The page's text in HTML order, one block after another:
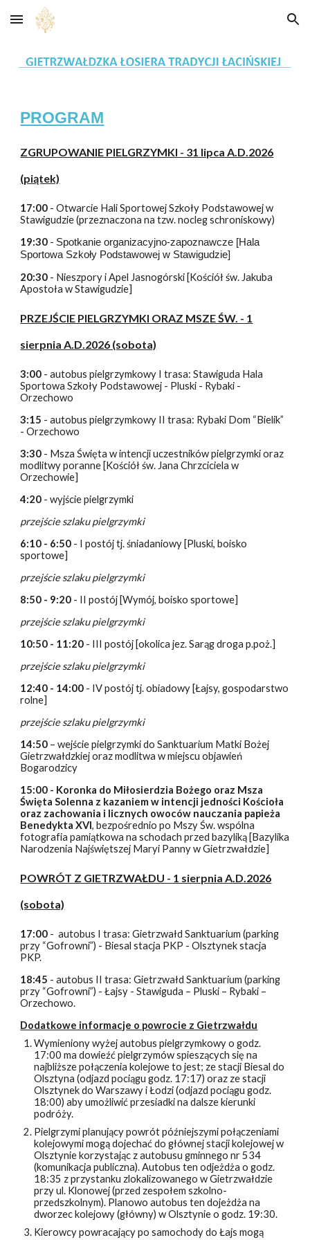
Skip to main content Skip to navigation
PROGRAM
ZGRUPOWANIE PIELGRZYMKI - 31 lipca A.D.2026
(piątek)
17:00 - Otwarcie Hali Sportowej Szkoły Podstawowej w
Stawigudzie(przeznaczona na tzw. nocleg schroniskowy)
19:30 - Spotkanie organizacyjno-zapoznawcze [Hala
Sportowa Szkoły Podstawowej w Stawigudzie]
20:30 - Nieszpory i Apel Jasnogórski [Kościół św. Jakuba
Apostoła w Stawigudzie]
PRZEJŚCIE PIELGRZYMKI ORAZ MSZE ŚW. - 1
sierpnia A.D.2026 (sobota)
3:00 - autobus pielgrzymkowy I trasa: Stawiguda Hala
Sportowa Szkoły Podstawowej - Pluski - Rybaki -
Orzechowo
3:15 - autobus pielgrzymkowy II trasa: Rybaki Dom “Bielik”
- Orzechowo
3:30 - Msza Święta w intencji uczestników pielgrzymki oraz
modlitwy poranne [Kościół św. Jana Chrzciciela w
Orzechowie]
4:20 - wyjście pielgrzymki
przejście szlaku pielgrzymki
6:10 - 6:50 - I postój tj. śniadaniowy [Pluski, boisko
sportowe]
przejście szlaku pielgrzymki
8:50 - 9:20 - II postój [Wymój, boisko sportowe]
przejście szlaku pielgrzymki
10:50 - 11:20 - III postój [okolica jez. Sarąg droga p.poż.]
przejście szlaku pielgrzymki
12:40 - 14:00 - IV postój tj. obiadowy [Łajsy, gospodarstwo
rolne]
przejście szlaku pielgrzymki
14:50 – wejście pielgrzymki do Sanktuarium Matki Bożej
Gietrzwałdzkiej oraz modlitwa w miejscu objawień
Bogarodzicy
15:00 - Koronka do Miłosierdzia Bożego oraz Msza
Święta Solenna z kazaniem w intencji jedności Kościoła
oraz zachowania i licznych owoców nauczania papieża
Benedykta XVI, bezpośrednio po Mszy Św. wspólna
fotografia pamiątkowa na schodach przed bazyliką [Bazylika
Narodzenia Najświętszej Maryi Panny w Gietrzwałdzie]
POWRÓT Z GIETRZWAŁDU - 1 sierpnia A.D.2026
(sobota)
17:00 - autobus I trasa: Gietrzwałd Sanktuarium (parking
przy “Gofrowni”) - Biesal stacja PKP - Olsztynek stacja
PKP.
18:45 - autobus II trasa: Gietrzwałd Sanktuarium (parking
przy “Gofrowni”) - Łajsy - Stawiguda – Pluski – Rybaki –
Orzechowo.
Dodatkowe informacje o powrocie z Gietrzwałdu
Wymieniony wyżej autobus pielgrzymkowy o godz.
17:00 ma dowieźć pielgrzymów spieszących się na
najbliższe połączenia kolejowe to jest; ze stacji Biesal do
Olsztyna (odjazd pociągu godz. 17:17) oraz ze stacji
Olsztynek do Warszawy i Łodzi (odjazd pociągu godz.
18:00) aby umożliwić przesiadki na dalsze kierunki
podróży.
Pielgrzymi planujący powrót późniejszymi połączeniami
kolejowymi mogą dojechać do głównej stacji kolejowej w
Olsztynie korzystając z autobusu gminnego nr 534
(komunikacja publiczna). Autobus ten odjeżdża o godz.
18:35 z przystanku zlokalizowanego w Gietrzwałdzie
przy ul. Klonowej (przed zespołem szkolno-
przedszkolnym). Planowo autobus ten dojeżdża na
dworzec kolejowy (główny) w Olsztynie o godz. 19:30.
Kierowcy powracający po samochody do Łajs mogą